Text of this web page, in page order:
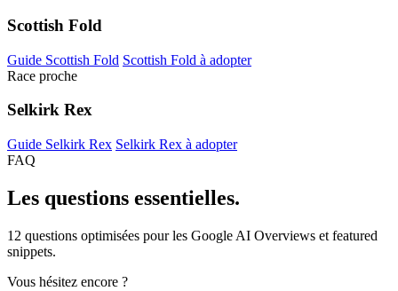
Scottish Fold
Guide Scottish Fold Scottish Fold à adopter
Race proche
Selkirk Rex
Guide Selkirk Rex Selkirk Rex à adopter
FAQ
Les questions essentielles.
12 questions optimisées pour les Google AI Overviews et featured
snippets.
Vous hésitez encore ?